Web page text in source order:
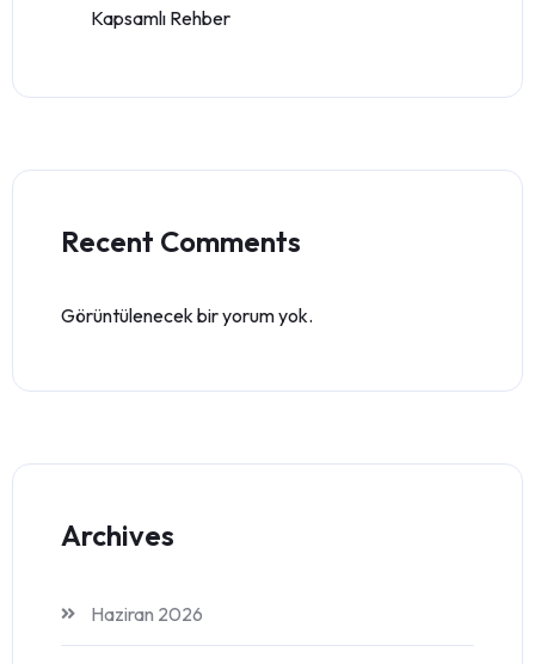
Kapsamlı Rehber
Recent Comments
Görüntülenecek bir yorum yok.
Archives
Haziran 2026